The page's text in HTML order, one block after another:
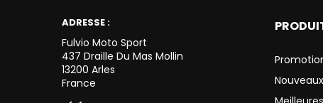
ADRESSE :
Fulvio Moto Sport
437 Draille Du Mas Mollin
13200 Arles
France